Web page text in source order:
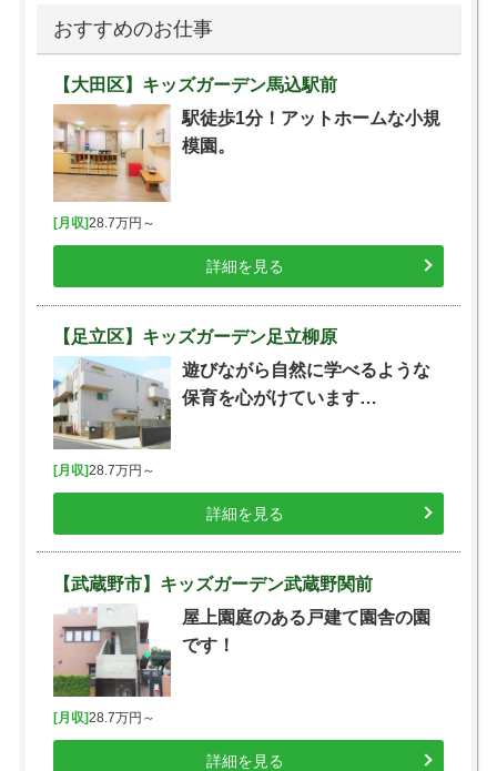
おすすめのお仕事
【大田区】キッズガーデン馬込駅前
駅徒歩1分！アットホームな小規
模園。
[月収]28.7万円～
詳細を見る
【足立区】キッズガーデン足立柳原
遊びながら自然に学べるような
保育を心がけています…
[月収]28.7万円～
詳細を見る
【武蔵野市】キッズガーデン武蔵野関前
屋上園庭のある戸建て園舎の園
です！
[月収]28.7万円～
詳細を見る